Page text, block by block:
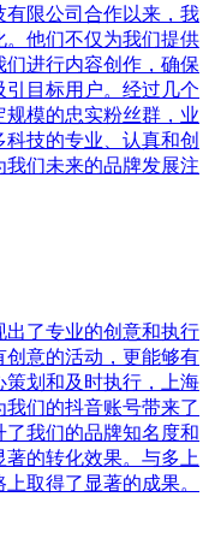
限公司合作以来，我
他们不仅为我们提供
进行内容创作，确保
目标用户。经过几个
规模的忠实粉丝群，业
技的专业、认真和创
们未来的品牌发展注
出了专业的创意和执行
意的活动，更能够有
划和及时执行，上海
们的抖音账号带来了
我们的品牌知名度和
的转化效果。与多上
取得了显著的成果。